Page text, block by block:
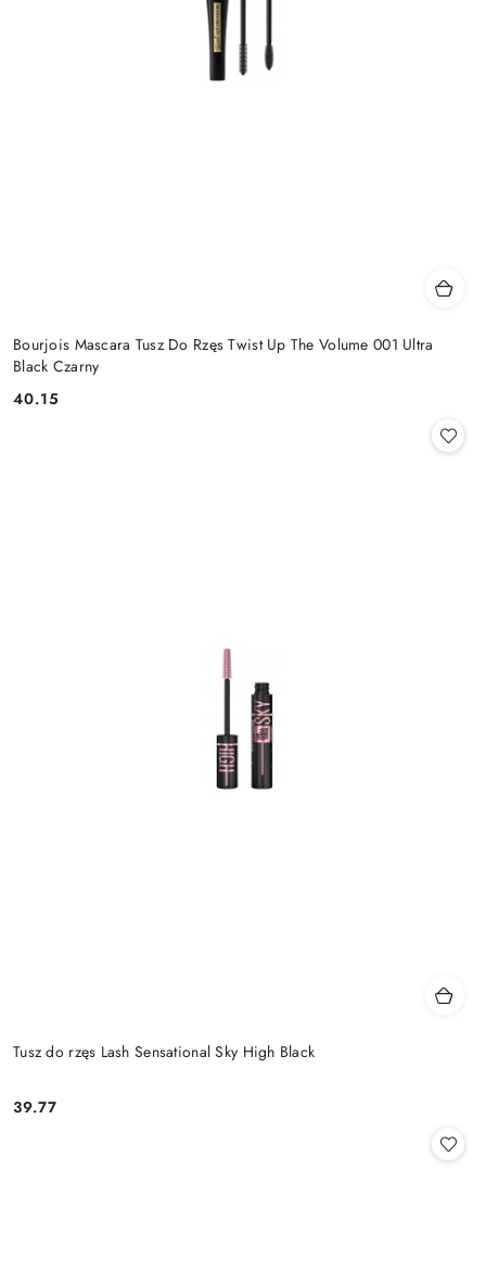
Bourjois Mascara Tusz Do Rzęs Twist Up The Volume 001 Ultra
Black Czarny
Cena:
40.15
Tusz do rzęs Lash Sensational Sky High Black
Cena:
39.77